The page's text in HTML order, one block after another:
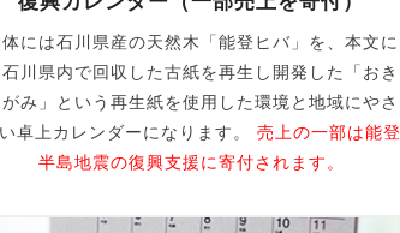
には石川県産の天然木「能登ヒバ」を、本文に
石川県内で回収した古紙を再生し開発した「おき
がみ」という再生紙を使用した環境と地域にやさ
卓上カレンダーになります。 売上の一部は能登
半島地震の復興支援に寄付されます。